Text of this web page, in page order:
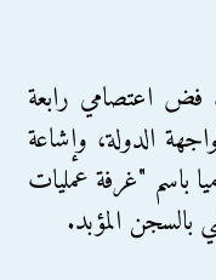
اعتصامي رابعة
الدولة، وإشاعة
باسم "غرفة عمليات
بالسجن المؤبد.